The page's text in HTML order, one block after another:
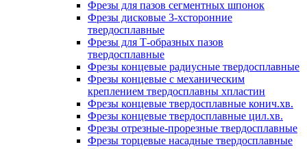
Фрезы для пазов сегментных шпонок
Фрезы дисковые 3-хсторонние
твердосплавные
Фрезы для Т-образных пазов
твердосплавные
Фрезы концевые радиусные твердосплавные
Фрезы концевые с механическим
креплением твердосплавны хпластин
Фрезы концевые твердосплавные конич.хв.
Фрезы концевые твердосплавные цил.хв.
Фрезы отрезные-прорезные твердосплавные
Фрезы торцевые насадные твердосплавные